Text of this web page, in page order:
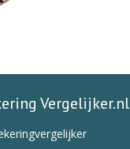
Vergelijker.nl